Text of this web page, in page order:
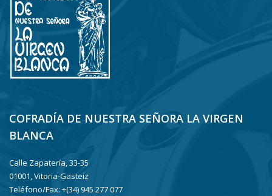
COFRADÍA DE NUESTRA SEÑORA LA VIRGEN
BLANCA
Calle Zapatería, 33-35
01001, Vitoria-Gasteiz
Teléfono/Fax: +(34) 945 277 077